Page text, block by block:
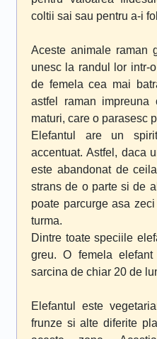
coltii sai sau pentru a-i
Aceste animale raman
unesc la randul lor intr-
de femela cea mai
astfel raman
maturi, care o parasesc
Elefantul are un
accentuat. Astfel, daca
este abandonat de
strans de o parte si de
poate parcurge asa
turma.
Dintre toate speciile
greu. O femela
sarcina de chiar 20 de
Elefantul este
frunze si alte diferite